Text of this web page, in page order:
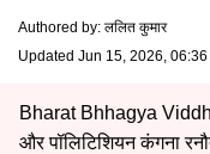
Authored by: ललित कुमार
Updated Jun 15, 2026, 06:36
Bharat Bhhagya
और पॉलिटिशियन कंगना